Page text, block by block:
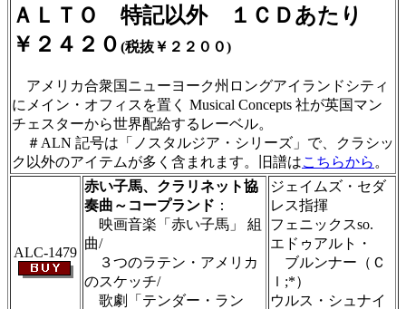
ＡＬＴＯ 特記以外 １ＣＤあたり
￥２４２０ (税抜￥２２００)
アメリカ合衆国ニューヨーク州ロングアイランドシティ
にメイン・オフィスを置く Musical Concepts 社が英国マン
チェスターから世界配給するレーベル。
＃ALN 記号は「ノスタルジア・シリーズ」で、クラシッ
ク以外のアイテムが多く含まれます。旧譜はこちらから 。
ALC-1479
赤い子馬、クラリネット協
奏曲～コープランド ：
映画音楽「赤い子馬」 組
曲/
３つのラテン・アメリカ
のスケッチ/
歌劇「テンダー・ラン
ジェイムズ・セダ
レス指揮
フェニックスso.
エドゥアルト・
ブルンナー（Ｃ
ｌ;*）
ウルス・シュナイ